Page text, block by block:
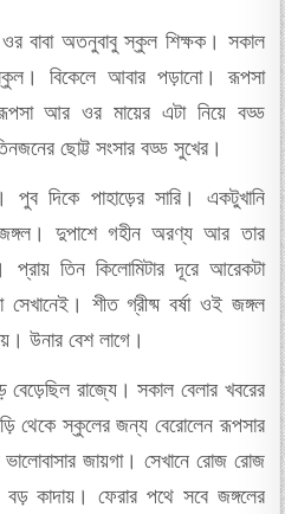
বাবা অতনুবাবু স্কুল শিক্ষক। সকাল
বিকেলে আবার পড়ানো। রূপসা
আর ওর মায়ের এটা নিয়ে বড্ড
ছোট্ট সংসার বড্ড সুখের।
দিকে পাহাড়ের সারি। একটুখানি
দুপাশে গহীন অরণ্য আর তার
প্রায় তিন কিলোমিটার দূরে আরেকটা
শীত গ্রীষ্ম বর্ষা ওই জঙ্গল
উনার বেশ লাগে।
বেড়েছিল রাজ্যে। সকাল বেলার খবরের
থেকে স্কুলের জন্য বেরোলেন রূপসার
জায়গা। সেখানে রোজ রোজ
কাদায়। ফেরার পথে সবে জঙ্গলের